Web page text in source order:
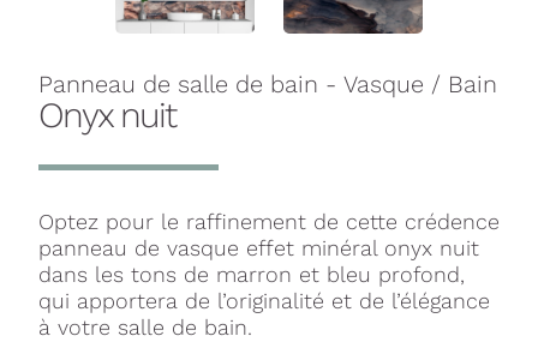
Panneau de salle de bain - Vasque / Bain
Onyx nuit
Optez pour le raffinement de cette crédence
panneau de vasque effet minéral onyx nuit
dans les tons de marron et bleu profond,
qui apportera de l’originalité et de l’élégance
à votre salle de bain.